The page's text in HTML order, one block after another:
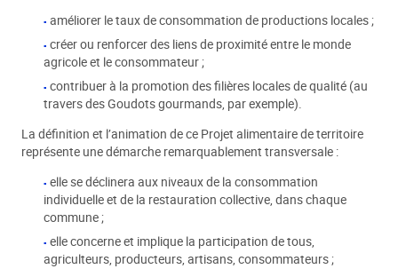
améliorer le taux de consommation de productions locales ;
créer ou renforcer des liens de proximité entre le monde
agricole et le consommateur ;
contribuer à la promotion des filières locales de qualité (au
travers des Goudots gourmands, par exemple).
La définition et l’animation de ce Projet alimentaire de territoire
représente une démarche remarquablement transversale :
elle se déclinera aux niveaux de la consommation
individuelle et de la restauration collective, dans chaque
commune ;
elle concerne et implique la participation de tous,
agriculteurs, producteurs, artisans, consommateurs ;